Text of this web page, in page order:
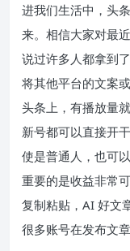
进我们生活中，头
来。相信大家对最
说过许多人都拿到
将其他平台的文案
头条上，有播放量
新号都可以直接开
使是普通人，也可
重要的是收益非常
复制粘贴，AI 好文
很多账号在发布文